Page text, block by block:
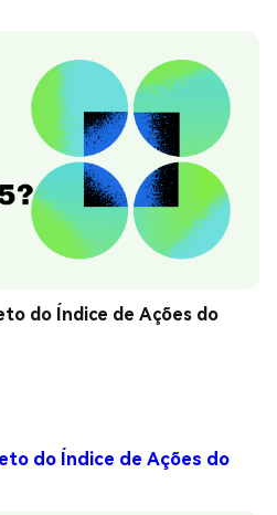
do Índice de Ações do
do Índice de Ações do